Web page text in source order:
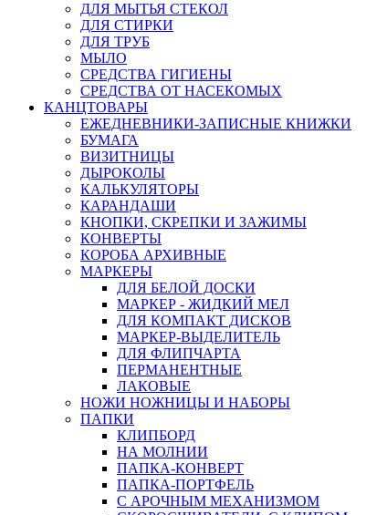
ДЛЯ МЫТЬЯ СТЕКОЛ
ДЛЯ СТИРКИ
ДЛЯ ТРУБ
МЫЛО
СРЕДСТВА ГИГИЕНЫ
СРЕДСТВА ОТ НАСЕКОМЫХ
КАНЦТОВАРЫ
ЕЖЕДНЕВНИКИ-ЗАПИСНЫЕ КНИЖКИ
БУМАГА
ВИЗИТНИЦЫ
ДЫРОКОЛЫ
КАЛЬКУЛЯТОРЫ
КАРАНДАШИ
КНОПКИ, СКРЕПКИ И ЗАЖИМЫ
КОНВЕРТЫ
КОРОБА АРХИВНЫЕ
МАРКЕРЫ
ДЛЯ БЕЛОЙ ДОСКИ
МАРКЕР - ЖИДКИЙ МЕЛ
ДЛЯ КОМПАКТ ДИСКОВ
МАРКЕР-ВЫДЕЛИТЕЛЬ
ДЛЯ ФЛИПЧАРТА
ПЕРМАНЕНТНЫЕ
ЛАКОВЫЕ
НОЖИ НОЖНИЦЫ И НАБОРЫ
ПАПКИ
КЛИПБОРД
НА МОЛНИИ
ПАПКА-КОНВЕРТ
ПАПКА-ПОРТФЕЛЬ
С АРОЧНЫМ МЕХАНИЗМОМ